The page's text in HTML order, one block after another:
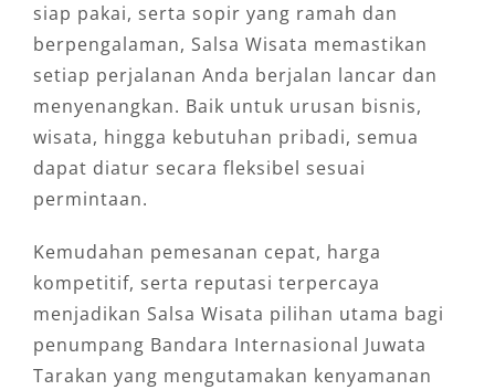
siap pakai, serta sopir yang ramah dan
berpengalaman, Salsa Wisata memastikan
setiap perjalanan Anda berjalan lancar dan
menyenangkan. Baik untuk urusan bisnis,
wisata, hingga kebutuhan pribadi, semua
dapat diatur secara fleksibel sesuai
permintaan.
Kemudahan pemesanan cepat, harga
kompetitif, serta reputasi terpercaya
menjadikan Salsa Wisata pilihan utama bagi
penumpang Bandara Internasional Juwata
Tarakan yang mengutamakan kenyamanan